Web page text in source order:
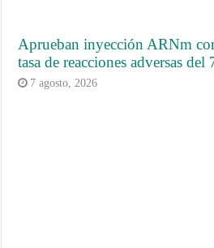
Aprueban inyección ARNm
tasa de reacciones adversas del
7 agosto, 2026